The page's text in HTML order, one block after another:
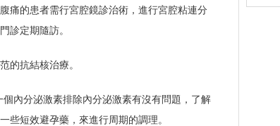
痛的患者需行宮腔鏡診治術，進行宮腔粘連分
診定期隨訪。
的抗結核治療。
內分泌激素排除內分泌激素有沒有問題，了解
些短效避孕藥，來進行周期的調理。